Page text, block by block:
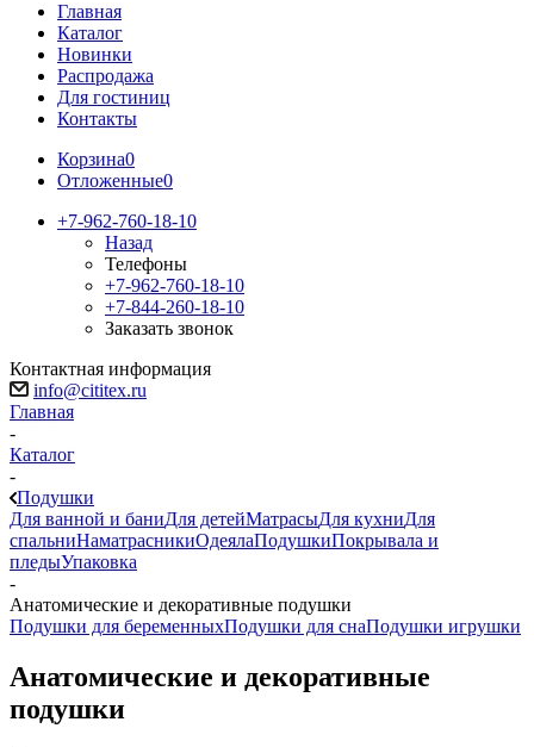
Главная
Каталог
Новинки
Распродажа
Для гостиниц
Контакты
Корзина0
Отложенные0
+7-962-760-18-10
Назад
Телефоны
+7-962-760-18-10
+7-844-260-18-10
Заказать звонок
Контактная информация
info@cititex.ru
Главная
-
Каталог
-
Подушки
Для ванной и баниДля детейМатрасыДля кухниДля
спальниНаматрасникиОдеялаПодушкиПокрывала и
пледыУпаковка
-
Анатомические и декоративные подушки
Подушки для беременныхПодушки для снаПодушки игрушки
Анатомические и декоративные
подушки